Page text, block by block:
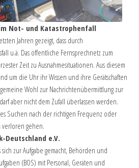
Not- und Katastrophenfall
Jahren gezeigt, dass durch
u.ä. Das öffentliche Fernsprechnetz zum
Zeit zu Ausnahmesituationen. Aus diesem
um die Uhr ihr Wissen und ihre Gerätschaften
Wohl zur Nachrichtenübermittlung zur
aber nicht dem Zufall überlassen werden.
Suchen nach der richtigen Frequenz oder
verloren gehen.
Deutschland e.V.
zur Aufgabe gemacht, Behörden und
(BOS) mit Personal, Geräten und